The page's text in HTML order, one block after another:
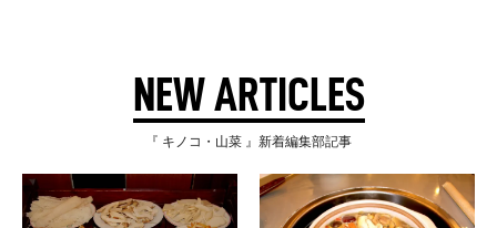
NEW ARTICLES
『 キノコ・山菜 』新着編集部記事